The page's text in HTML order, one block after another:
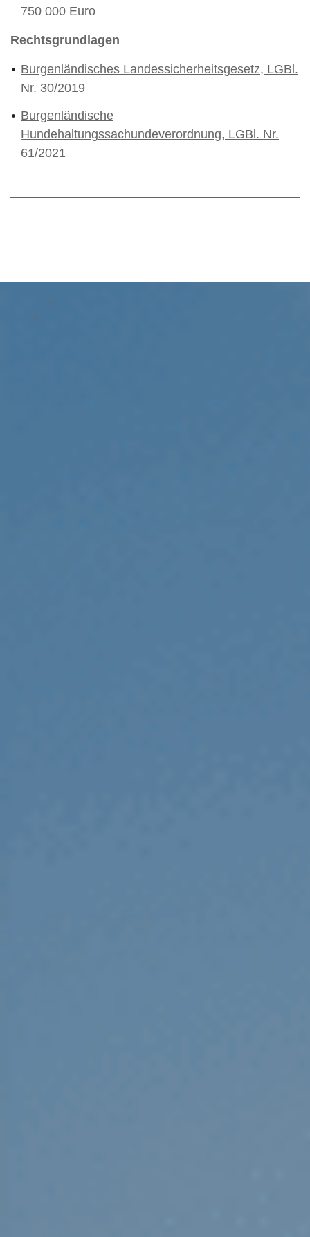
750 000 Euro
Rechtsgrundlagen
Burgenländisches Landessicherheitsgesetz, LGBl.
Nr. 30/2019
Burgenländische
Hundehaltungssachundeverordnung, LGBl. Nr.
61/2021